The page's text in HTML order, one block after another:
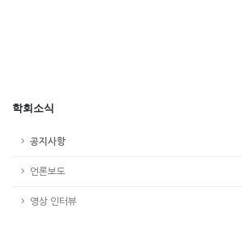
학회소식
공지사항
언론보도
영상 인터뷰